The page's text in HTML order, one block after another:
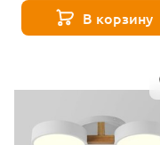
В корзину